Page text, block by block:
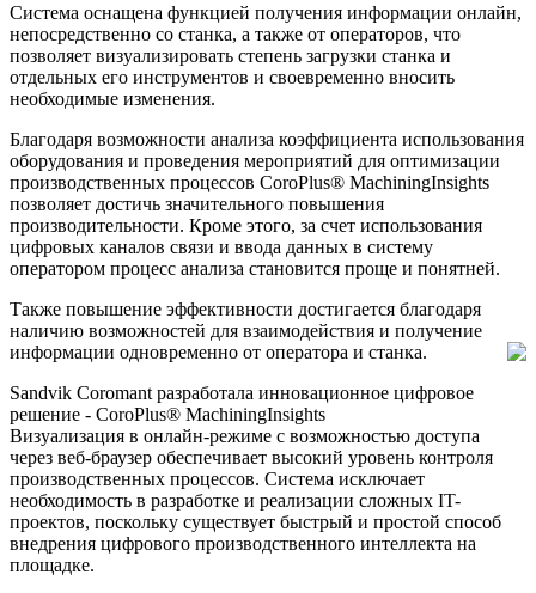
Система оснащена функцией получения информации онлайн,
непосредственно со станка, а также от операторов, что
позволяет визуализировать степень загрузки станка и
отдельных его инструментов и своевременно вносить
необходимые изменения.
Благодаря возможности анализа коэффициента использования
оборудования и проведения мероприятий для оптимизации
производственных процессов CoroPlus® MachiningInsights
позволяет достичь значительного повышения
производительности. Кроме этого, за счет использования
цифровых каналов связи и ввода данных в систему
оператором процесс анализа становится проще и понятней.
Также повышение эффективности достигается благодаря
наличию возможностей для взаимодействия и получение
информации одновременно от оператора и станка.
Sandvik Coromant разработала инновационное цифровое
решение - CoroPlus® MachiningInsights
Визуализация в онлайн-режиме с возможностью доступа
через веб-браузер обеспечивает высокий уровень контроля
производственных процессов. Система исключает
необходимость в разработке и реализации сложных IT-
проектов, поскольку существует быстрый и простой способ
внедрения цифрового производственного интеллекта на
площадке.